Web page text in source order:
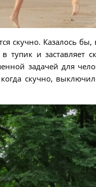
скучно. Казалось бы,
и заставляет
задачей для
скучно,